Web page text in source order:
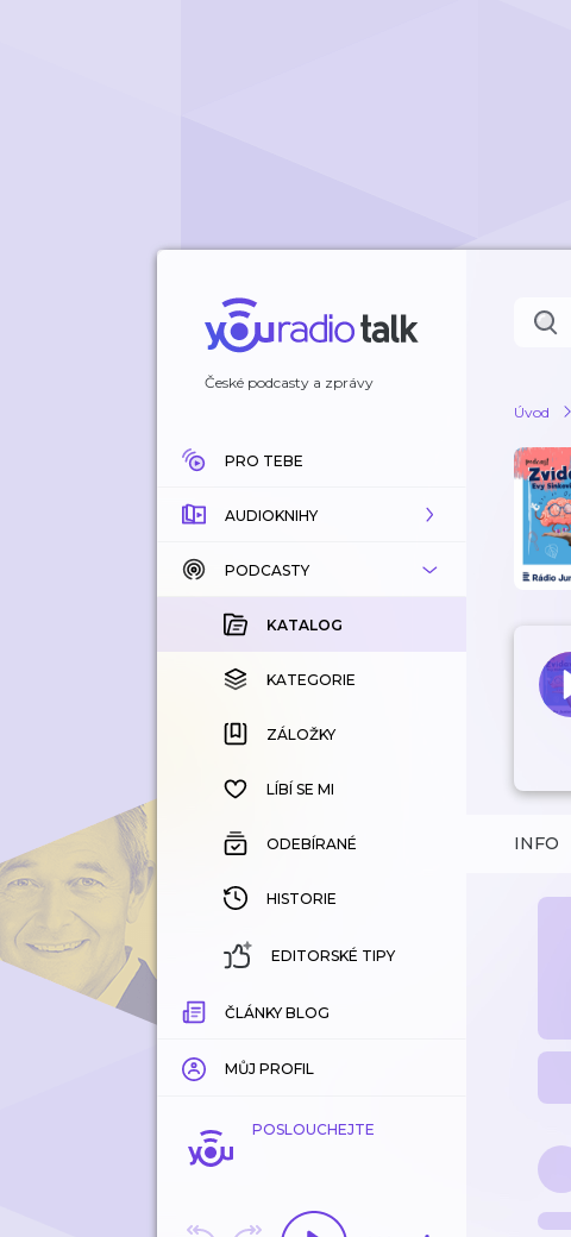
České podcasty a zprávy
PRO TEBE
AUDIOKNIHY
KATALOG
KOUPENÉ
KATEGORIE
ZÁLOŽKY
HISTORIE
PODCASTY
KATALOG
KATEGORIE
ZÁLOŽKY
LÍBÍ SE MI
ODEBÍRANÉ
HISTORIE
EDITORSKÉ TIPY
ČLÁNKY BLOG
MŮJ PROFIL
POSLOUCHEJTE
Úvod
INFO